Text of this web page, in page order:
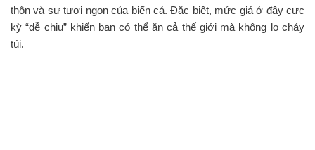
thôn và sự tươi ngon của biển cả. Đặc biệt, mức giá ở đây cực
kỳ “dễ chịu” khiến bạn có thể ăn cả thế giới mà không lo cháy
túi.